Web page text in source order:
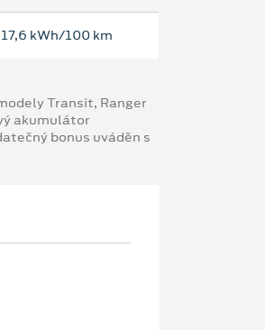
17,6 kWh/100 km
Transit, Ranger
akumulátor
bonus uváděn s